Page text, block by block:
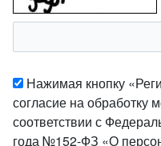
Нажимая кнопку
согласие на обработку
соответствии с
года №152-ФЗ «О